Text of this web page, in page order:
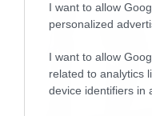
I want to allow
personalized
I want to allow
related to analytics
device identifiers in